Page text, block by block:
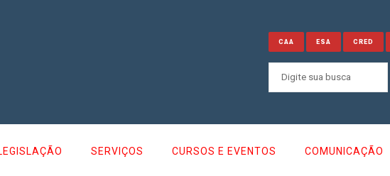
CAA ESA CRED
SERVIÇOS CURSOS E EVENTOS COMUNICAÇÃO